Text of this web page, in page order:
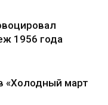
1956 года
«Холодный март